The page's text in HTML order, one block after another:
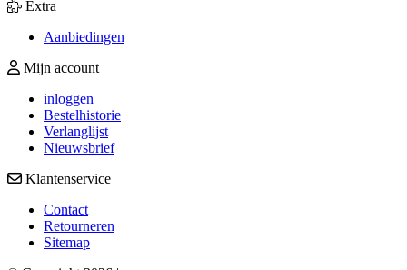
Extra
Aanbiedingen
Mijn account
inloggen
Bestelhistorie
Verlanglijst
Nieuwsbrief
Klantenservice
Contact
Retourneren
Sitemap